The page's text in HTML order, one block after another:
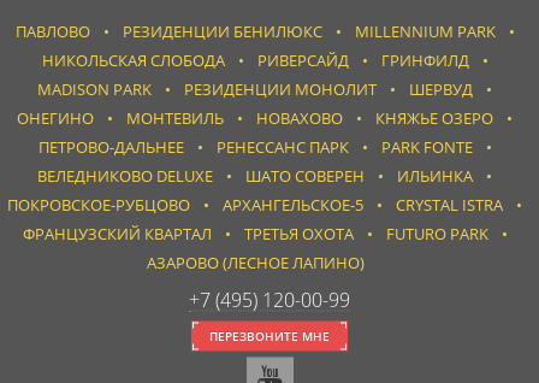
ПАВЛОВО РЕЗИДЕНЦИИ БЕНИЛЮКС
MILLENNIUM PARK
НИКОЛЬСКАЯ СЛОБОДА
РИВЕРСАЙД
ГРИНФИЛД
MADISON PARK
РЕЗИДЕНЦИИ МОНОЛИТ
ШЕРВУД
ОНЕГИНО
МОНТЕВИЛЬ НОВАХОВО
КНЯЖЬЕ ОЗЕРО
ПЕТРОВО-ДАЛЬНЕЕ
РЕНЕССАНС ПАРК
PARK FONTE
ВЕЛЕДНИКОВО DELUXE
ШАТО СОВЕРЕН
ИЛЬИНКА
ПОКРОВСКОЕ-РУБЦОВО
АРХАНГЕЛЬСКОЕ-5
CRYSTAL ISTRA
ФРАНЦУЗСКИЙ КВАРТАЛ
ТРЕТЬЯ ОХОТА
FUTURO PARK
АЗАРОВО (ЛЕСНОЕ ЛАПИНО)
+7 (495) 120-00-99
ПЕРЕЗВОНИТЕ МНЕ